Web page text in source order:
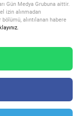
Gün Medya Grubuna aittir.
izin alınmadan
bölümü, alıntılanan habere